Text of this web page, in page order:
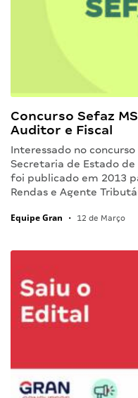
Concurso Sefaz
Auditor e Fiscal
Interessado no
Secretaria de Estado de
foi publicado em 2013
Rendas e Agente
Equipe Gran • 12 de Março